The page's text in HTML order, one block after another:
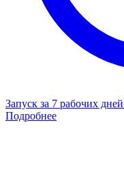
Запуск за 7 рабочих дней
Подробнее